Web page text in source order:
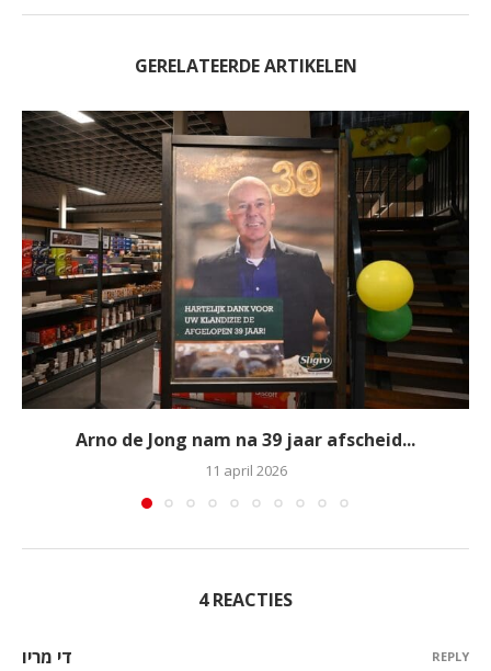
GERELATEERDE ARTIKELEN
Arno de Jong nam na 39 jaar afscheid...
11 april 2026
4 REACTIES
די מריו REPLY